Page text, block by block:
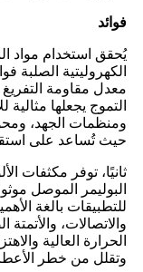
فوائد
يُحقق استخدام مواد
الكهروليتية الصلبة
التموج يجعلها
حيث تُساعد على
ثانيًا، توفر مكثفات
البوليمر الموصل
للتطبيقات بالغة
والاتصالات،
الحرارة العالية
وتقلل من خطر